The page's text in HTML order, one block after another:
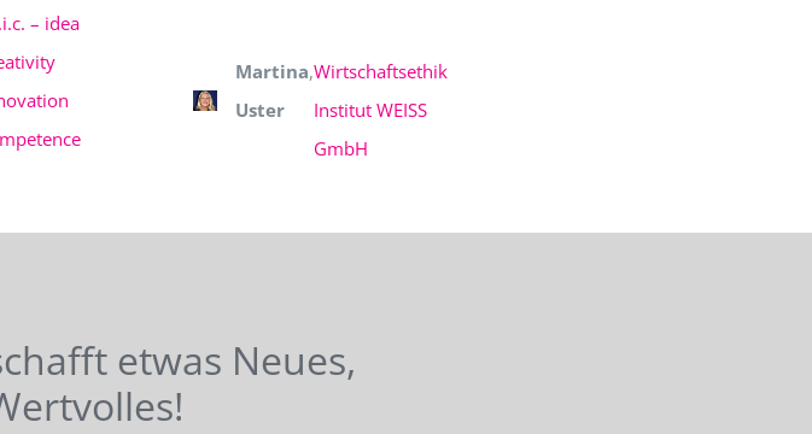
– idea
Martina
Uster
,Wirtschaftsethik
Institut WEISS
GmbH
etwas Neues,